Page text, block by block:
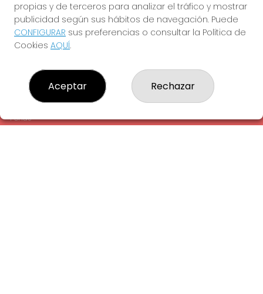
EL DRAC VERMELL DE LA SORT
¿Quiénes somos?
Comprar lotería
Contacto
Empresas
Peñas
propias y de terceros para analizar el tráfico y mostrar
publicidad según sus hábitos de navegación. Puede
CONFIGURAR sus preferencias o consultar la Política de
Cookies AQUÍ.
Aceptar Rechazar